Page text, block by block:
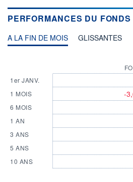
PERFORMANCES DU FONDS
A LA FIN DE MOIS GLISSANTES
1er JANV.
1 MOIS
6 MOIS
1 AN
3 ANS
5 ANS
10 ANS
-